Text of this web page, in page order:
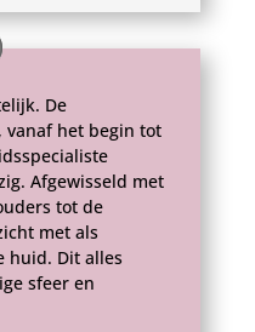
De
het begin tot
Afgewisseld met
tot de
met als
huid. Dit alles
sfeer en